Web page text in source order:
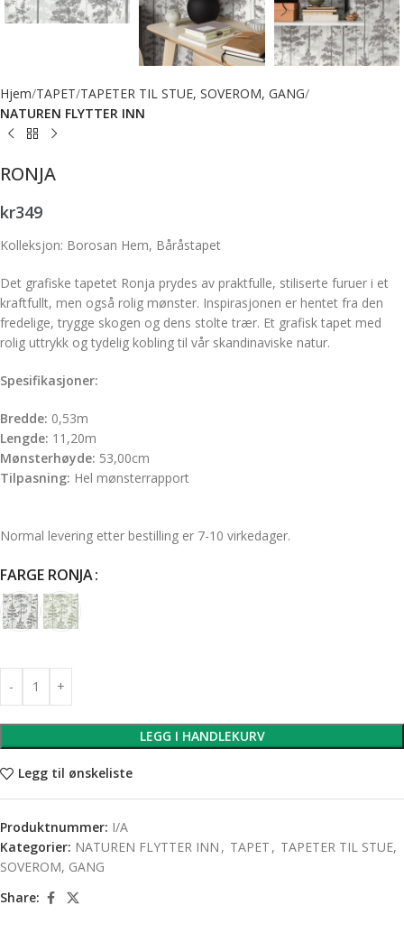
Hjem TAPET TAPETER TIL STUE, SOVEROM, GANG
NATUREN FLYTTER INN
RONJA
kr349
Kolleksjon: Borosan Hem, Båråstapet
Det grafiske tapetet Ronja prydes av praktfulle, stiliserte furuer i et
kraftfullt, men også rolig mønster. Inspirasjonen er hentet fra den
fredelige, trygge skogen og dens stolte trær. Et grafisk tapet med
rolig uttrykk og tydelig kobling til vår skandinaviske natur.
Spesifikasjoner:
Bredde: 0,53m
Lengde: 11,20m
Mønsterhøyde: 53,00cm
Tilpasning: Hel mønsterrapport
Normal levering etter bestilling er 7-10 virkedager.
FARGE RONJA
LEGG I HANDLEKURV
Legg til ønskeliste
Produktnummer: I/A
Kategorier: NATUREN FLYTTER INN , TAPET , TAPETER TIL STUE,
SOVEROM, GANG
Share: